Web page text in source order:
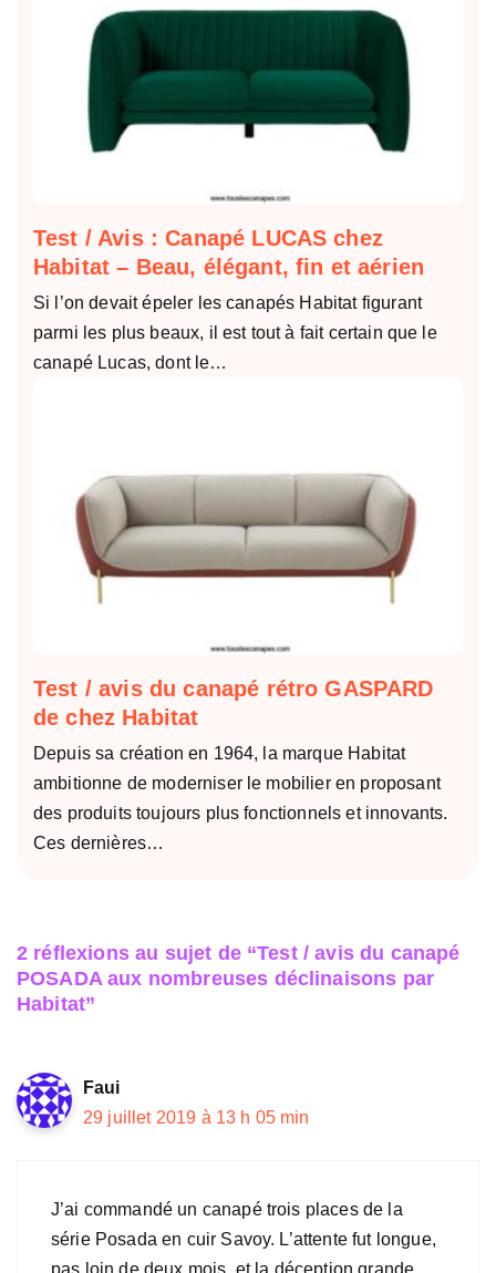
Test / Avis : Canapé LUCAS chez
Habitat – Beau, élégant, fin et aérien
Si l’on devait épeler les canapés Habitat figurant
parmi les plus beaux, il est tout à fait certain que le
canapé Lucas, dont le…
Test / avis du canapé rétro GASPARD
de chez Habitat
Depuis sa création en 1964, la marque Habitat
ambitionne de moderniser le mobilier en proposant
des produits toujours plus fonctionnels et innovants.
Ces dernières…
2 réflexions au sujet de “Test / avis du canapé
POSADA aux nombreuses déclinaisons par
Habitat”
Faui
29 juillet 2019 à 13 h 05 min
J’ai commandé un canapé trois places de la
série Posada en cuir Savoy. L’attente fut longue,